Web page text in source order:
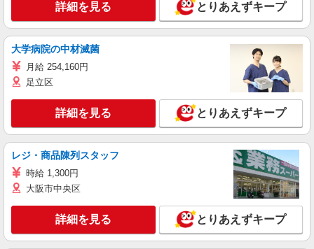
詳細を見る とりあえずキープ
大学病院の中材滅菌
月給 254,160円
足立区
詳細を見る とりあえずキープ
レジ・商品陳列スタッフ
時給 1,300円
大阪市中央区
詳細を見る とりあえずキープ